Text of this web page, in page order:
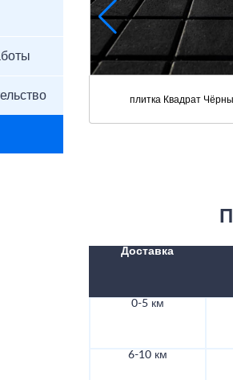
плитка Квадрат
Доставка
0-5 км
6-10 км